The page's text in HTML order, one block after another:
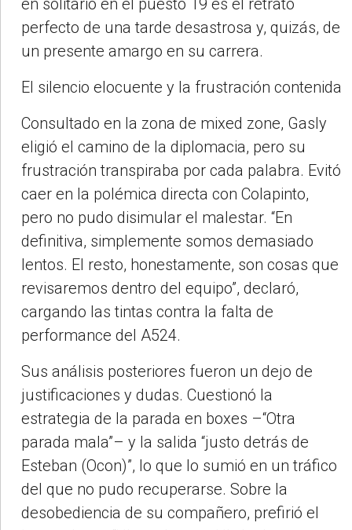
perfecto de una tarde desastrosa y, quizás, de
un presente amargo en su carrera.
El silencio elocuente y la frustración contenida
Consultado en la zona de mixed zone, Gasly
eligió el camino de la diplomacia, pero su
frustración transpiraba por cada palabra. Evitó
caer en la polémica directa con Colapinto,
pero no pudo disimular el malestar. “En
definitiva, simplemente somos demasiado
lentos. El resto, honestamente, son cosas que
revisaremos dentro del equipo”, declaró,
cargando las tintas contra la falta de
performance del A524.
Sus análisis posteriores fueron un dejo de
justificaciones y dudas. Cuestionó la
estrategia de la parada en boxes –“Otra
parada mala”– y la salida “justo detrás de
Esteban (Ocon)”, lo que lo sumió en un tráfico
del que no pudo recuperarse. Sobre la
desobediencia de su compañero, prefirió el